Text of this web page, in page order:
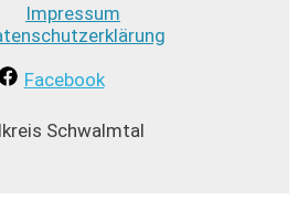
Impressum
Facebook
Schwalmtal